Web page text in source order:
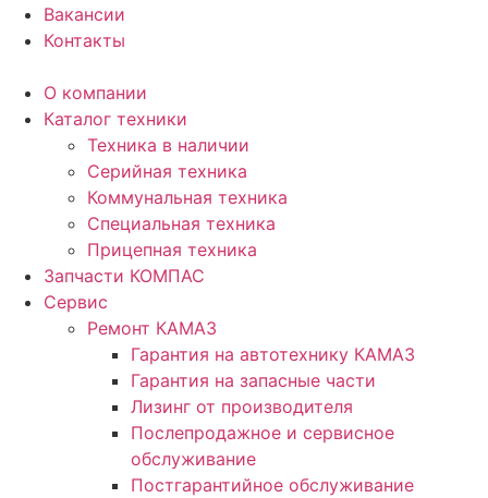
Вакансии
Контакты
О компании
Каталог техники
Техника в наличии
Серийная техника
Коммунальная техника
Специальная техника
Прицепная техника
Запчасти КОМПАС
Сервис
Ремонт КАМАЗ
Гарантия на автотехнику КАМАЗ
Гарантия на запасные части
Лизинг от производителя
Послепродажное и сервисное
обслуживание
Постгарантийное обслуживание